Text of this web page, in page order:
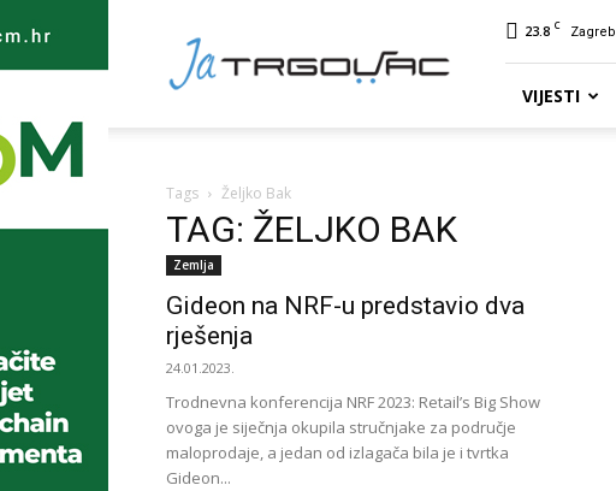
TRGOVAC
23.8 C Zagreb
VIJESTI
Tags Željko Bak
TAG: ŽELJKO BAK
Zemlja
Gideon na NRF-u predstavio dva
rješenja
24.01.2023.
Trodnevna konferencija NRF 2023: Retail’s Big Show
ovoga je siječnja okupila stručnjake za područje
maloprodaje, a jedan od izlagača bila je i tvrtka
Gideon...